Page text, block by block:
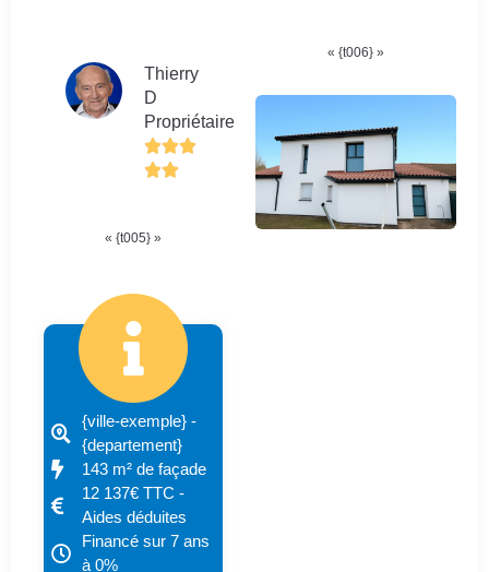
Thierry
D
Propriétaire
« {t005} »
{ville-exemple} -
{departement}
143 m² de façade
12 137€ TTC -
Aides déduites
Financé sur 7 ans
à 0%
« {t006} »